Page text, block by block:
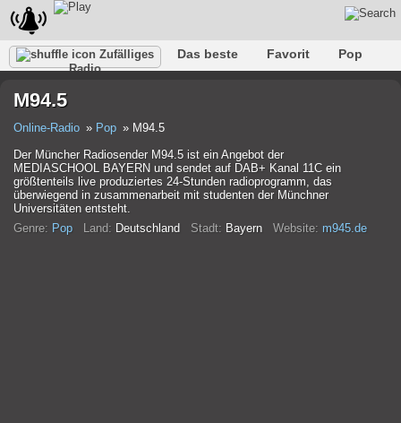
Zufälliges
Radio
Das beste Favorit
Pop
Rap
M94.5
Online-Radio Pop
M94.5
Der Müncher Radiosender M94.5 ist ein Angebot der
MEDIASCHOOL BAYERN und sendet auf DAB+ Kanal 11C ein
größtenteils live produziertes 24-Stunden radioprogramm, das
überwiegend in zusammenarbeit mit studenten der Münchner
Universitäten entsteht.
Genre: Pop Land: Deutschland Stadt: Bayern Website: m945.de